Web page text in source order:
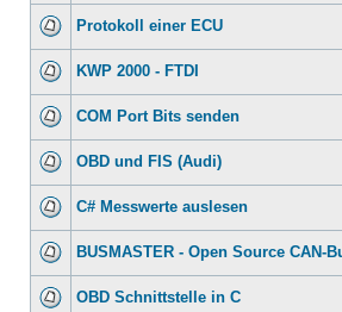
Protokoll einer ECU
KWP 2000 - FTDI
COM Port Bits senden
OBD und FIS (Audi)
C# Messwerte auslesen
BUSMASTER - Open Source CAN-
OBD Schnittstelle in C